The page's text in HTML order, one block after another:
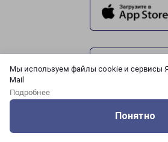
Мы используем файлы cookie и сервисы
Mail
Подробнее
Понятно